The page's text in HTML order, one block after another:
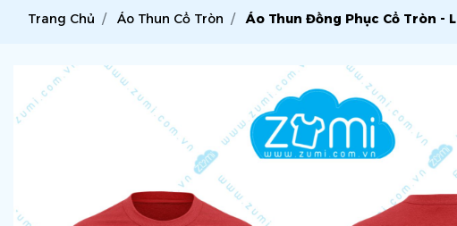
Trang Chủ Áo Thun Cổ Tròn Áo Thun Đồng Phục Cổ Tròn -